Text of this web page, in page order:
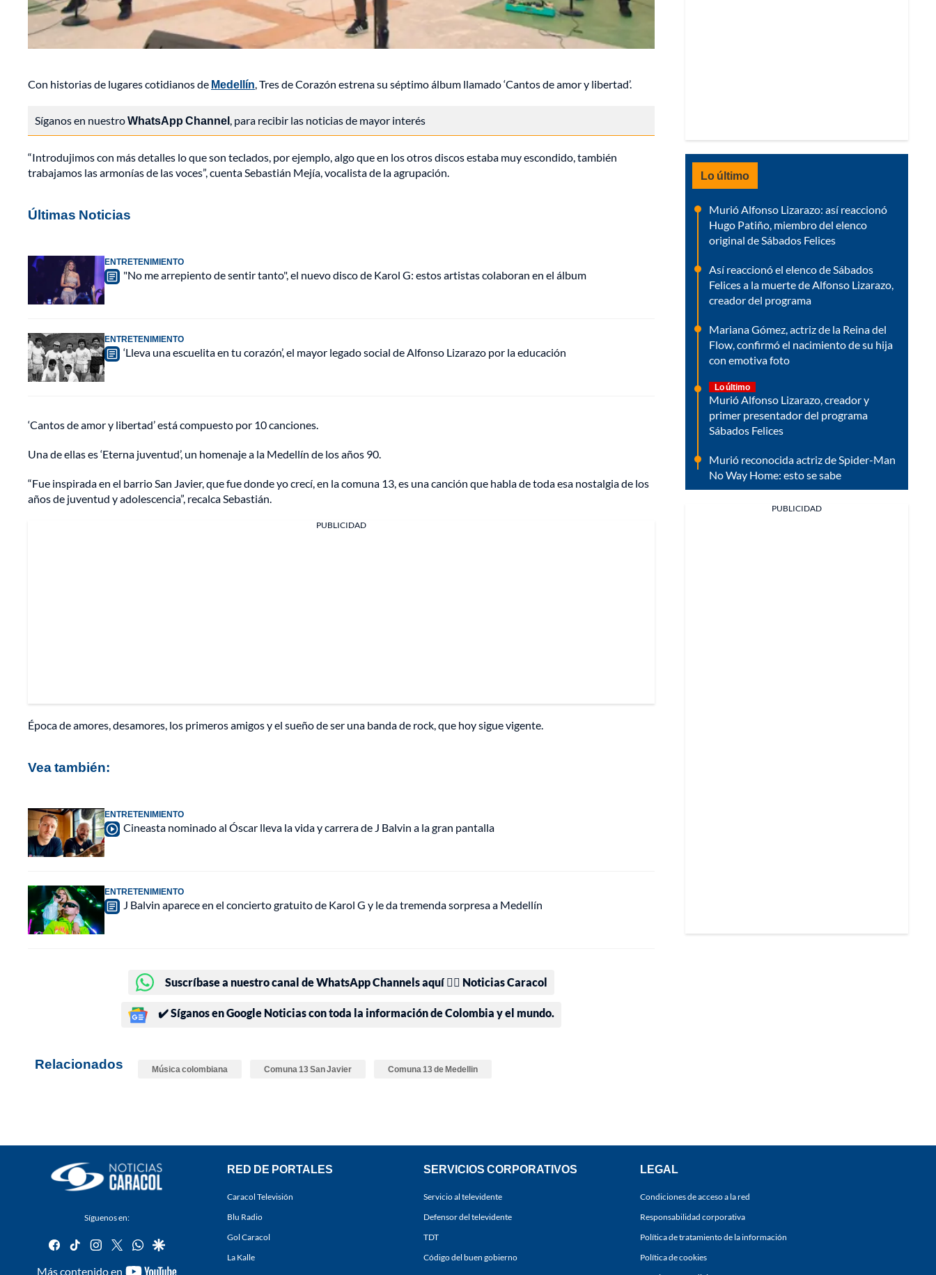
Con historias de lugares cotidianos de Medellín, Tres de Corazón estrena su séptimo álbum llamado ‘Cantos de amor y libertad’.
Síganos en nuestroWhatsApp Channel, para recibir las noticias de mayor interés
“Introdujimos con más detalles lo que son teclados, por ejemplo, algo que en los otros discos estaba muy escondido, también
trabajamos las armonías de las voces”, cuenta Sebastián Mejía, vocalista de la agrupación.
Últimas Noticias
ENTRETENIMIENTO
"No me arrepiento de sentir tanto", el nuevo disco de Karol G: estos artistas colaboran en el álbum
ENTRETENIMIENTO
‘Lleva una escuelita en tu corazón’, el mayor legado social de Alfonso Lizarazo por la educación
‘Cantos de amor y libertad’ está compuesto por 10 canciones.
Una de ellas es ‘Eterna juventud’, un homenaje a la Medellín de los años 90.
“Fue inspirada en el barrio San Javier, que fue donde yo crecí, en la comuna 13, es una canción que habla de toda esa nostalgia de los
años de juventud y adolescencia”, recalca Sebastián.
PUBLICIDAD
Época de amores, desamores, los primeros amigos y el sueño de ser una banda de rock, que hoy sigue vigente.
Vea también:
ENTRETENIMIENTO
Cineasta nominado al Óscar lleva la vida y carrera de J Balvin a la gran pantalla
ENTRETENIMIENTO
J Balvin aparece en el concierto gratuito de Karol G y le da tremenda sorpresa a Medellín
Suscríbase a nuestro canal de WhatsApp Channels aquí 👉🏻 Noticias Caracol
✔️ Síganos en Google Noticias con toda la información de Colombia y el mundo.
Relacionados Música colombiana Comuna 13 San Javier Comuna 13 de Medellin
Lo último
Murió Alfonso Lizarazo: así reaccionó
Hugo Patiño, miembro del elenco
original de Sábados Felices
Así reaccionó el elenco de Sábados
Felices a la muerte de Alfonso Lizarazo,
creador del programa
Mariana Gómez, actriz de la Reina del
Flow, confirmó el nacimiento de su hija
con emotiva foto
Lo último
Murió Alfonso Lizarazo, creador y
primer presentador del programa
Sábados Felices
Murió reconocida actriz de Spider-Man
No Way Home: esto se sabe
PUBLICIDAD
Síguenos en:
facebook
tiktok instagram
twitterwhatsapp
google
Más contenido en youtube-
RED DE PORTALES
Caracol Televisión
Blu Radio
Gol Caracol
La Kalle
SERVICIOS CORPORATIVOS
Servicio al televidente
Defensor del televidente
TDT
Código del buen gobierno
LEGAL
Condiciones de acceso a la red
Responsabilidad corporativa
Política de tratamiento de la información
Política de cookies